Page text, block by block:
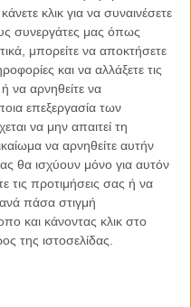
κλικ για να συναινέσετε
συνεργάτες μας όπως
μπορείτε να αποκτήσετε
και να αλλάξετε τις
να αρνηθείτε να
επεξεργασία των
να μην απαιτεί τη
να αρνηθείτε αυτήν
θα ισχύουν μόνο για αυτόν
τις προτιμήσεις σας ή να
πάσα στιγμή
και κάνοντας κλικ στο
της ιστοσελίδας.
του Παγόβουνου
που βράζει
ή άγουροι
– Άρθρο – παρέμβαση
Γιάννη Πανούση